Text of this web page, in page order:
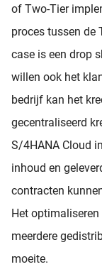
of Two-Tier
proces tussen de
case is een drop
willen ook het
bedrijf kan het
gecentraliseerd
S/4HANA Cloud
inhoud en
contracten
Het
meerdere
moeite.